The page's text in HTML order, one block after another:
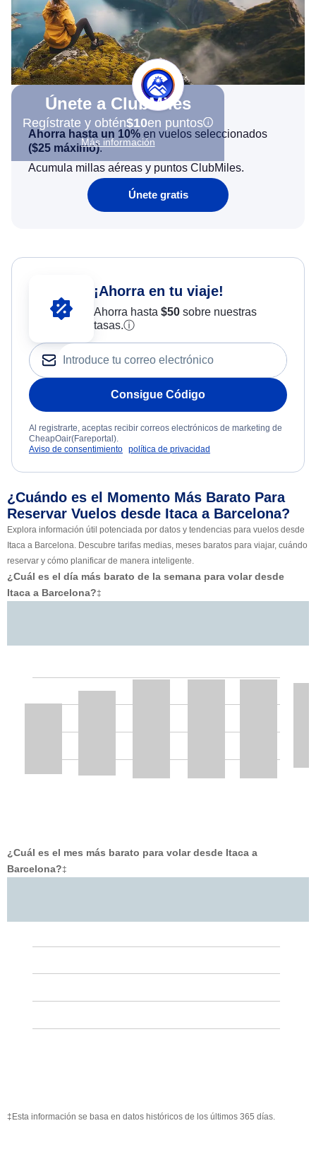
Únete a ClubMiles
Regístrate y obtén$10en puntos
Más información
Ahorra hasta un 10% en vuelos seleccionados
($25 máximo).
Acumula millas aéreas y puntos ClubMiles.
Únete gratis
¡Ahorra en tu viaje!
Ahorra hasta $50sobre nuestras
tasas.ⓘ
Consigue Código
Al registrarte, aceptas recibir correos electrónicos de marketing de
CheapOair(Fareportal).
Aviso de consentimiento política de privacidad
¿Cuándo es el Momento Más Barato Para
Reservar Vuelos desde Itaca a Barcelona?
Explora información útil potenciada por datos y tendencias para vuelos desde
Itaca a Barcelona. Descubre tarifas medias, meses baratos para viajar, cuándo
reservar y cómo planificar de manera inteligente.
¿Cuál es el día más barato de la semana para volar desde
Itaca a Barcelona?‡
¿Cuál es el mes más barato para volar desde Itaca a
Barcelona?‡
‡Esta información se basa en datos históricos de los últimos 365 días.